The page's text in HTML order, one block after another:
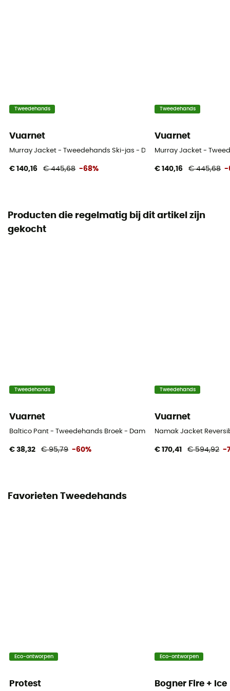
Tweedehands
Vuarnet
Murray Jacket - Tweedehands Ski-jas - Dames - Wit - S
€ 140,16 € 445,68 -68%
Tweedehands
Vuarnet
Murray Jacket -
€ 140,16 € 445,68 -
Producten die regelmatig bij dit artikel zijn
gekocht
Tweedehands
Vuarnet
Baltico Pant - Tweedehands Broek - Dames - Blauw - S
€ 38,32 € 95,79 -60%
Tweedehands
Vuarnet
Namak Jacket
€ 170,41 € 594,92 -
Favorieten Tweedehands
Eco-ontworpen
Protest
Eco-ontworpen
Bogner Fire + Ice